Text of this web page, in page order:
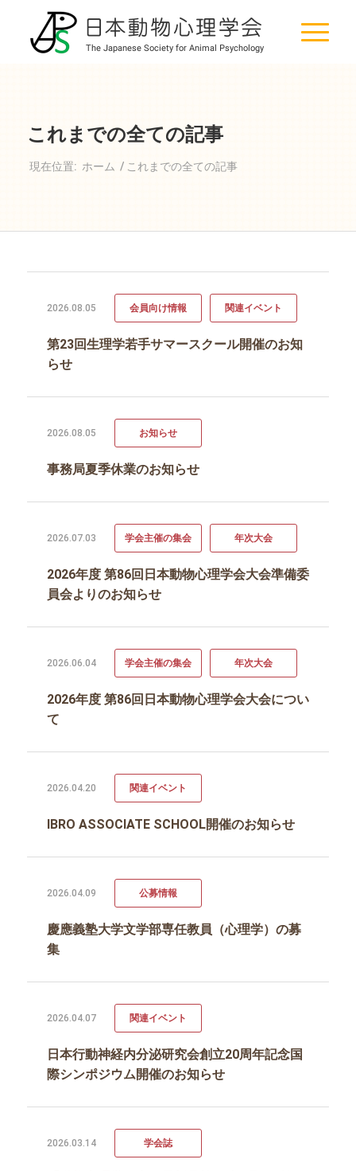
これまでの全ての記事
現在位置: ホーム / これまでの全ての記事
第23回生理学若手サマースクール開催のお知
らせ
2026.08.05 会員向け情報 関連イベント
事務局夏季休業のお知らせ
2026.08.05 お知らせ
2026年度 第86回日本動物心理学会大会準備委
員会よりのお知らせ
2026.07.03 学会主催の集会 年次大会
2026年度 第86回日本動物心理学会大会につい
て
2026.06.04 学会主催の集会 年次大会
IBRO ASSOCIATE SCHOOL開催のお知らせ
2026.04.20 関連イベント
慶應義塾大学文学部専任教員（心理学）の募
集
2026.04.09 公募情報
日本行動神経内分泌研究会創立20周年記念国
際シンポジウム開催のお知らせ
2026.04.07 関連イベント
2026.03.14 学会誌